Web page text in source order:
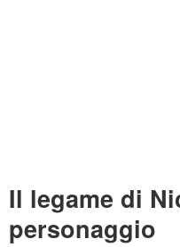
Il legame di
personaggio